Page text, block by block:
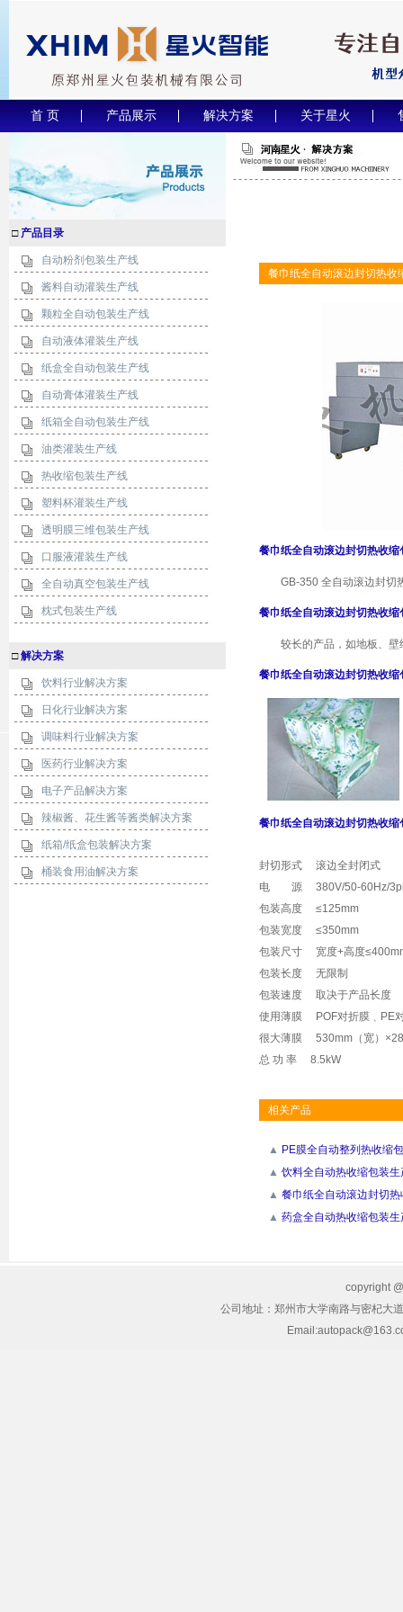
首 页 产品展示 解决方案 关于星火
□ 产品目录
自动粉剂包装生产线
酱料自动灌装生产线
颗粒全自动包装生产线
自动液体灌装生产线
纸盒全自动包装生产线
自动膏体灌装生产线
纸箱全自动包装生产线
油类灌装生产线
热收缩包装生产线
塑料杯灌装生产线
透明膜三维包装生产线
口服液灌装生产线
全自动真空包装生产线
枕式包装生产线
□解决方案
饮料行业解决方案
日化行业解决方案
调味料行业解决方案
医药行业解决方案
电子产品解决方案
辣椒酱、花生酱等酱类解决方案
纸箱/纸盒包装解决方案
桶装食用油解决方案
餐巾纸全自动滚边封切热收
餐巾纸全自动滚边封切热收
GB-350 全自动滚边封切
餐巾纸全自动滚边封切热收
较长的产品，如地板、壁
餐巾纸全自动滚边封切热收
餐巾纸全自动滚边封切热收
封切形式 滚边全封闭式
电 源 380V/50-60Hz/
包装高度 ≤125mm
包装宽度 ≤350mm
包装尺寸 宽度+高度
包装长度 无限制
包装速度 取决于产品长度
使用薄膜 POF对折膜﹑PE
很大薄膜 530mm（宽）
总 功 率 8.5kW
相关产品
▲ PE膜全自动整列热收缩
▲ 饮料全自动热收缩包装生
▲ 餐巾纸全自动滚边封切
▲ 药盒全自动热收缩包装生
copyright
公司地址：郑州市大学南路与密杞